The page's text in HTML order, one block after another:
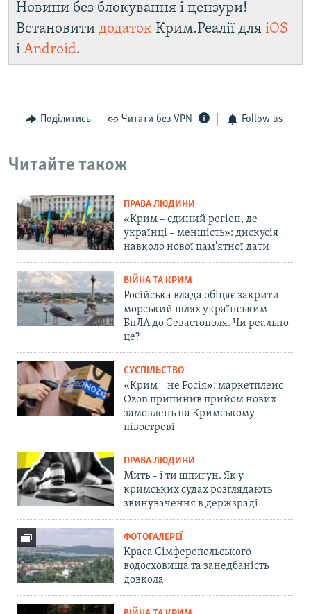
Новини без блокування і цензури!
Встановити додаток Крим.Реалії для iOS
і Android.
Поділитись Читати без VPN Follow us
Читайте також
ПРАВА ЛЮДИНИ
«Крим – єдиний регіон, де
українці – меншість»: дискусія
навколо нової пам'ятної дати
ВІЙНА ТА КРИМ
Російська влада обіцяє закрити
морський шлях українським
БпЛА до Севастополя. Чи реально
це?
СУСПІЛЬСТВО
«Крим – не Росія»: маркетплейс
Ozon припинив прийом нових
замовлень на Кримському
півострові
ПРАВА ЛЮДИНИ
Мить – і ти шпигун. Як у
кримських судах розглядають
звинувачення в держзраді
ФОТОГАЛЕРЕЇ
Краса Сімферопольського
водосховища та занедбаність
довкола